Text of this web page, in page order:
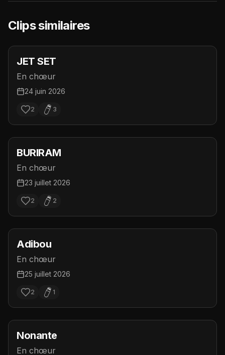
Clips similaires
JET SET
En chœur
24 juin 2026
2 3
BURIRAM
En chœur
23 juillet 2026
2 2
Adibou
En chœur
25 juillet 2026
2 1
Nonante
En chœur